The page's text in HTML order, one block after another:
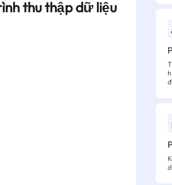
thu thập dữ liệu